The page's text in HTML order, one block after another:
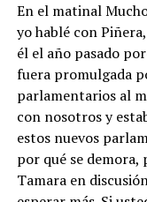
En el matinal
yo hablé con
él el año pasado
fuera promulgada
parlamentarios al
con nosotros y
estos nuevos
por qué se
Tamara en